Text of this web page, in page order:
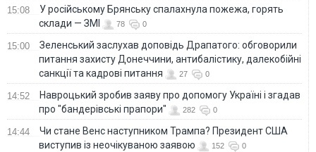
15:08
У російському Брянську спалахнула пожежа, горять
склади — ЗМІ
78 0
15:00
Зеленський заслухав доповідь Драпатого: обговорили
питання захисту Донеччини, антибалістику, далекобійні
санкції та кадрові питання
27 0
14:52
Навроцький зробив заяву про допомогу Україні і згадав
про "бандерівські прапори"
282 0
14:44
Чи стане Венс наступником Трампа? Президент США
виступив із неочікуваною заявою
152 0